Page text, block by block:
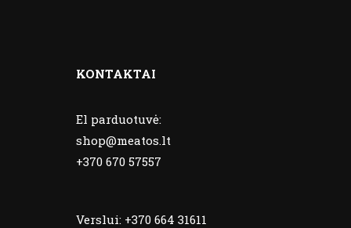
KONTAKTAI
El parduotuvė:
shop@meatos.lt
+370 670 57557
Verslui: +370 664 31611